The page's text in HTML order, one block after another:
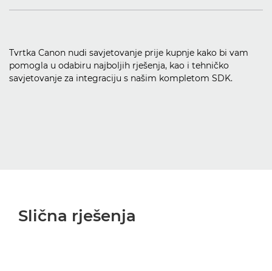
Tvrtka Canon nudi savjetovanje prije kupnje kako bi vam
pomogla u odabiru najboljih rješenja, kao i tehničko
savjetovanje za integraciju s našim kompletom SDK.
Slična rješenja